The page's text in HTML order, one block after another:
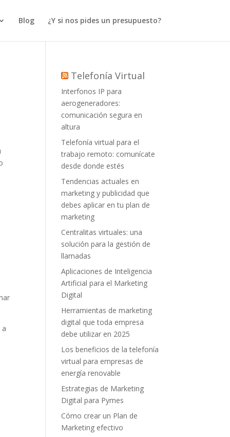
Blog ¿Y si nos pides un presupuesto?
Telefonía Virtual
Interfonos IP para
aerogeneradores:
comunicación segura en
altura
Telefonía virtual para el
trabajo remoto: comunícate
desde donde estés
Tendencias actuales en
marketing y publicidad que
debes aplicar en tu plan de
marketing
Centralitas virtuales: una
solución para la gestión de
llamadas
Aplicaciones de Inteligencia
Artificial para el Marketing
Digital
Herramientas de marketing
digital que toda empresa
debe utilizar en 2025
Los beneficios de la telefonía
virtual para empresas de
energía renovable
Estrategias de Marketing
Digital para Pymes
Cómo crear un Plan de
Marketing efectivo